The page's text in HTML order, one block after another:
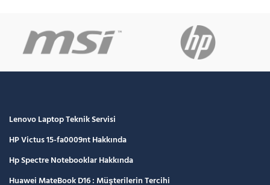
Lenovo Laptop Teknik Servisi
HP Victus 15-fa0009nt Hakkında
Hp Spectre Notebooklar Hakkında
Huawei MateBook D16 : Müşterilerin Tercihi